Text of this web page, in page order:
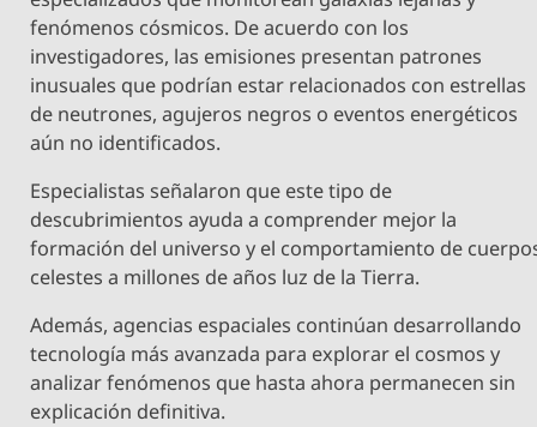
fenómenos cósmicos. De acuerdo con los
investigadores, las emisiones presentan patrones
inusuales que podrían estar relacionados con estrellas
de neutrones, agujeros negros o eventos energéticos
aún no identificados.
Especialistas señalaron que este tipo de
descubrimientos ayuda a comprender mejor la
formación del universo y el comportamiento de
celestes a millones de años luz de la Tierra.
Además, agencias espaciales continúan desarrollando
tecnología más avanzada para explorar el cosmos y
analizar fenómenos que hasta ahora permanecen sin
explicación definitiva.